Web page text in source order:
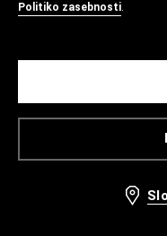
Politiko zasebnosti.